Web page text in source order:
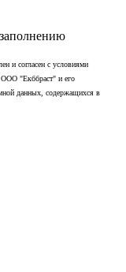
и согласен с условиями
ООО "Екббраст" и его
данных, содержащихся в